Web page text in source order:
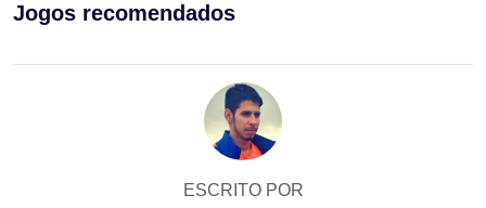
Jogos recomendados
ESCRITO POR